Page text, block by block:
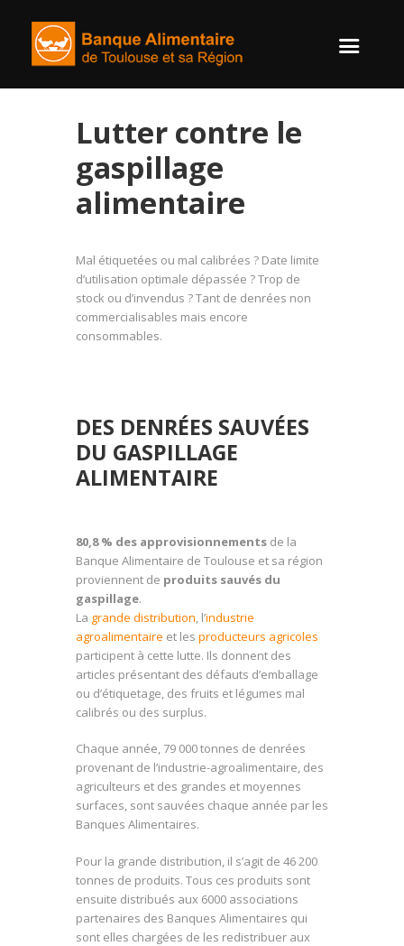
Lutter contre le
gaspillage
alimentaire
Mal étiquetées ou mal calibrées ? Date limite
d’utilisation optimale dépassée ? Trop de
stock ou d’invendus ? Tant de denrées non
commercialisables mais encore
consommables.
DES DENRÉES SAUVÉES
DU GASPILLAGE
ALIMENTAIRE
80,8 % des approvisionnements de la
Banque Alimentaire de Toulouse et sa région
proviennent de produits sauvés du
gaspillage.
La grande distribution , l’industrie
agroalimentaire et les producteurs agricoles
participent à cette lutte. Ils donnent des
articles présentant des défauts d’emballage
ou d’étiquetage, des fruits et légumes mal
calibrés ou des surplus.
Chaque année, 79 000 tonnes de denrées
provenant de l’industrie-agroalimentaire, des
agriculteurs et des grandes et moyennes
surfaces, sont sauvées chaque année par les
Banques Alimentaires.
Pour la grande distribution, il s’agit de 46 200
tonnes de produits. Tous ces produits sont
ensuite distribués aux 6000 associations
partenaires des Banques Alimentaires qui
sont elles chargées de les redistribuer aux